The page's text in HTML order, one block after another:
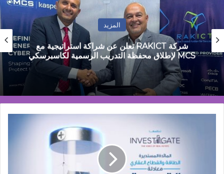
المزيد
مصطفى جمال: مصر تمر بمرحلة التحول من
الاستقرار المالي إلى مرحلة النمو القائم على الانتاج